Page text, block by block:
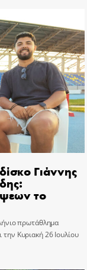
Γιάννης
το
πρωτάθλημα
Κυριακή 26 Ιουλίου